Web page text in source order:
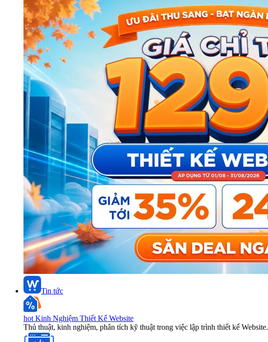
Tin tức
hot Kinh Nghiệm Thiết Kế Website
Thủ thuật, kinh nghiệm, phân tích kỹ thuật trong việc lập trình thiết kế Website.